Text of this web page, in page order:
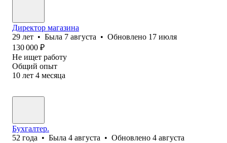
Директор магазина
29 лет • Была 7 августа • Обновлено 17 июля
130 000 ₽
Не ищет работу
Общий опыт
10 лет 4 месяца
Бухгалтер.
52 года • Была 4 августа • Обновлено 4 августа